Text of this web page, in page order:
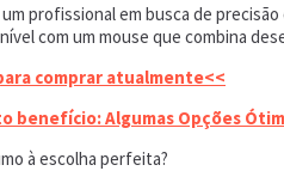
profissional em busca de
com um mouse que combina
comprar atualmente<<
benefício: Algumas Opções
à escolha perfeita?